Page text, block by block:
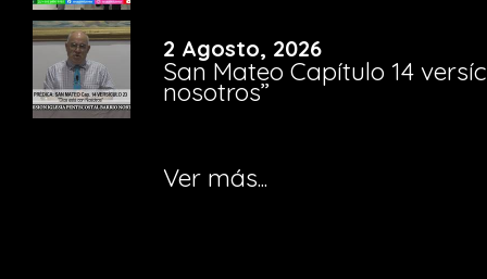
2 Agosto, 2026
San Mateo Capítulo 14
nosotros”
Ver más...